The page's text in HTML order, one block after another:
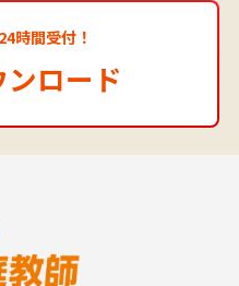
時間受付！
ロード